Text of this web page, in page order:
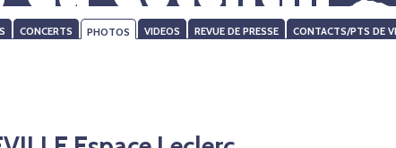
CONCERTS PHOTOS VIDEOS REVUE DE PRESSE CONTACTS/PTS DE